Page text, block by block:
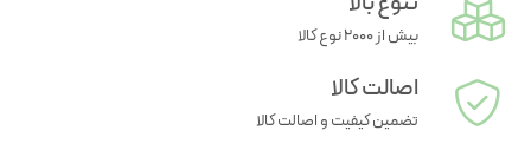
بیش از ۲۰۰۰ نوع کالا
اصالت کالا
تضمین کیفیت و اصالت کالا